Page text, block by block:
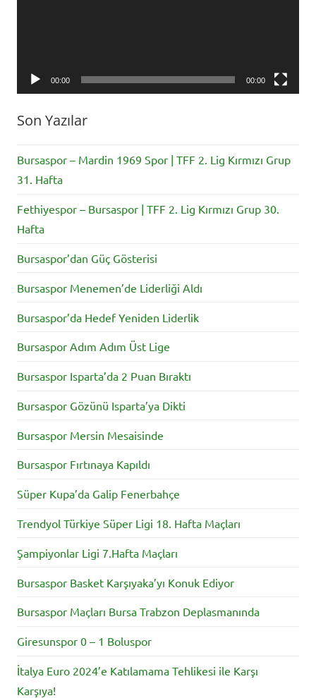
00:00 00:00
Son Yazılar
Bursaspor – Mardin 1969 Spor | TFF 2. Lig Kırmızı Grup
31. Hafta
Fethiyespor – Bursaspor | TFF 2. Lig Kırmızı Grup 30.
Hafta
Bursaspor’dan Güç Gösterisi
Bursaspor Menemen’de Liderliği Aldı
Bursaspor’da Hedef Yeniden Liderlik
Bursaspor Adım Adım Üst Lige
Bursaspor Isparta’da 2 Puan Bıraktı
Bursaspor Gözünü Isparta’ya Dikti
Bursaspor Mersin Mesaisinde
Bursaspor Fırtınaya Kapıldı
Süper Kupa’da Galip Fenerbahçe
Trendyol Türkiye Süper Ligi 18. Hafta Maçları
Şampiyonlar Ligi 7.Hafta Maçları
Bursaspor Basket Karşıyaka’yı Konuk Ediyor
Bursaspor Maçları Bursa Trabzon Deplasmanında
Giresunspor 0 – 1 Boluspor
İtalya Euro 2024’e Katılamama Tehlikesi ile Karşı
Karşıya!